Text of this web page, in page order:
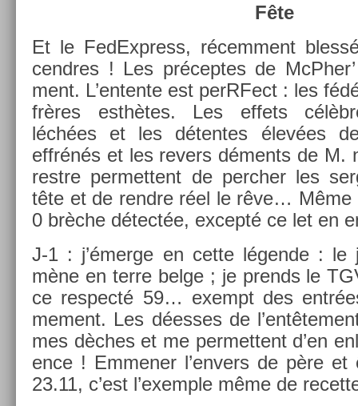
Fête
Et le FedExpress, récem­ment
cendres ! Les précep­tes de
ment. L’en­tente est per­RFect : les
frères esthètes. Les ef­fets
léchées et les déten­tes élevées
effrénés et les re­v­ers déments de M.
restre per­met­tent de per­ch­er les
tête et de re­ndre réel le rêve… Même
0 brèche détectée, ex­cepté ce let en
J-1 : j’émerge en cette légende : le
mène en terre belge ; je pre­nds le
ce re­specté 59… ex­empt des
me­ment. Les déesses de
mes dèches et me per­met­tent d’en
ence ! Em­men­er l’env­ers de père
23.11, c’est l’exem­ple même de